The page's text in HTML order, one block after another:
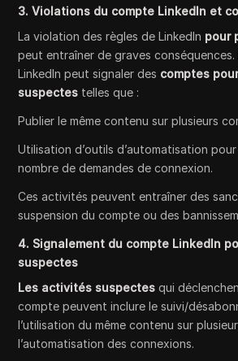
3. Violations du compte LinkedIn et
La violation des règles de LinkedIn pour
peut entraîner de graves conséquences.
LinkedIn peut signaler des comptes
suspectes telles que :
Publier le même contenu sur plusieurs
Utilisation d’outils d’automatisation
nombre de demandes de connexion.
Ces activités peuvent entraîner des
suspension du compte ou des
4. Signalement du compte LinkedIn
suspectes
Les activités suspectes qui
compte peuvent inclure le suivi/
l’utilisation du même contenu sur
l’automatisation des connexions.